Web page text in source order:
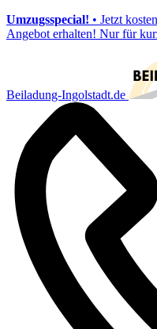
Umzugsspecial! • Jetzt
Angebot erhalten! Nur für
Beiladung-Ingolstadt.de